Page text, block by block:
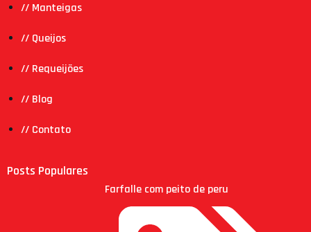
// Manteigas
// Queijos
// Requeijões
// Blog
// Contato
Posts Populares
Farfalle com peito de peru